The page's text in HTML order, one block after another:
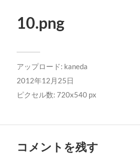
10.png
アップロード: kaneda
2012年12月25日
ピクセル数: 720x540 px
コメントを残す